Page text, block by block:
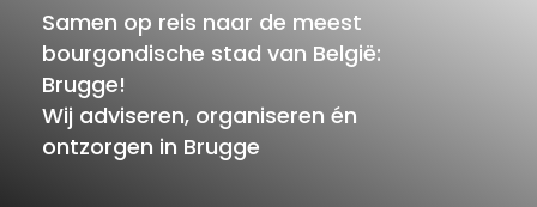
Samen op reis naar de meest
bourgondische stad van België:
Brugge!
Wij adviseren, organiseren én
ontzorgen in Brugge